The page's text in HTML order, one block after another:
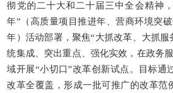
彻党的二十大和二十届三中全会精神
年”（高质量项目推进年、营商环境突
年）活动部署，聚焦“大抓改革、大抓服
统集成、突出重点、强化实效，在政务
域开展“小切口”改革创新试点。目标通
改革全覆盖，形成一批可推广的改革范